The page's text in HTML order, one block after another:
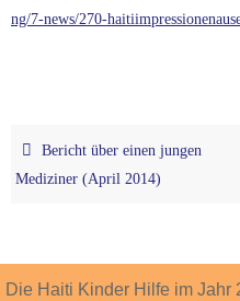
ng/7-news/270-
Bericht über einen jungen
Mediziner (April 2014)
Die Haiti Kinder Hilfe im Jahr